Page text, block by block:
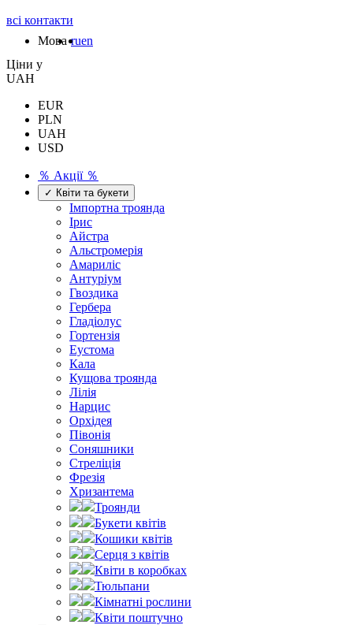
всі контакти
Мова ruen
Цiни у
UAH
EUR
PLN
UAH
USD
％ Акції ％
✓ Квіти та букети
Імпортна троянда
Ірис
Айстра
Альстромерія
Амариліс
Антуріум
Гвоздика
Гербера
Гладіолус
Гортензія
Еустома
Кала
Кущова троянда
Лілія
Нарцис
Орхідея
Півонія
Соняшники
Стреліція
Фрезія
Хризантема
Троянди
Букети квітів
Кошики квітів
Серця з квітів
Квіти в коробках
Тюльпани
Кімнатні рослини
Квіти поштучно